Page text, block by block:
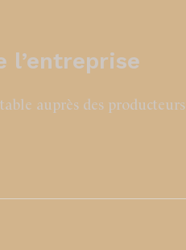
l’entreprise
auprès des producteurs